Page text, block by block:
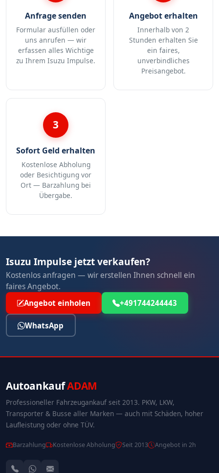
Anfrage senden
Formular ausfüllen oder
uns anrufen — wir
erfassen alles Wichtige
zu Ihrem Isuzu Impulse.
Angebot erhalten
Innerhalb von 2
Stunden erhalten Sie
ein faires,
unverbindliches
Preisangebot.
3
Sofort Geld erhalten
Kostenlose Abholung
oder Besichtigung vor
Ort — Barzahlung bei
Übergabe.
Isuzu Impulse jetzt verkaufen?
Kostenlos anfragen — wir erstellen Ihnen schnell ein
faires Angebot.
Angebot einholen +491744244443
WhatsApp
AutoankaufADAM
Professioneller Fahrzeugankauf seit 2013. PKW, LKW,
Transporter & Busse aller Marken — auch mit Schäden, hoher
Laufleistung oder ohne TÜV.
Barzahlung Kostenlose Abholung Seit 2013 Angebot in 2h